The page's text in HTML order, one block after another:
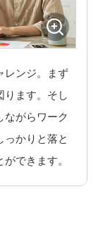
レンジ。まず
ります。そし
ながらワーク
っかりと落と
できます。